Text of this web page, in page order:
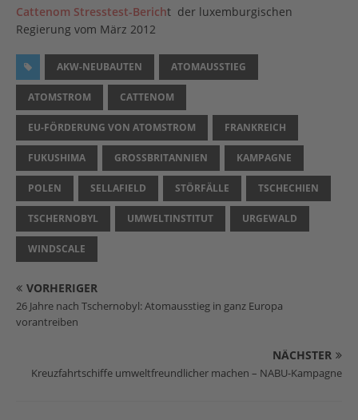
Cattenom Stresstest-Bericht der luxemburgischen
Regierung vom März 2012
AKW-NEUBAUTEN ATOMAUSSTIEG
ATOMSTROM CATTENOM
EU-FÖRDERUNG VON ATOMSTROM FRANKREICH
FUKUSHIMA GROSSBRITANNIEN KAMPAGNE
POLEN SELLAFIELD STÖRFÄLLE TSCHECHIEN
TSCHERNOBYL UMWELTINSTITUT URGEWALD
WINDSCALE
VORHERIGER
26 Jahre nach Tschernobyl: Atomausstieg in ganz Europa
vorantreiben
NÄCHSTER
Kreuzfahrtschiffe umweltfreundlicher machen – NABU-Kampagne